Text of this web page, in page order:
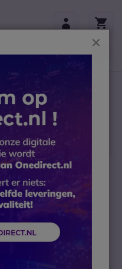
Portofoons
gallerij